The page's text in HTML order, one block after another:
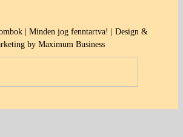
| Minden jog fenntartva! | Design &
by Maximum Business